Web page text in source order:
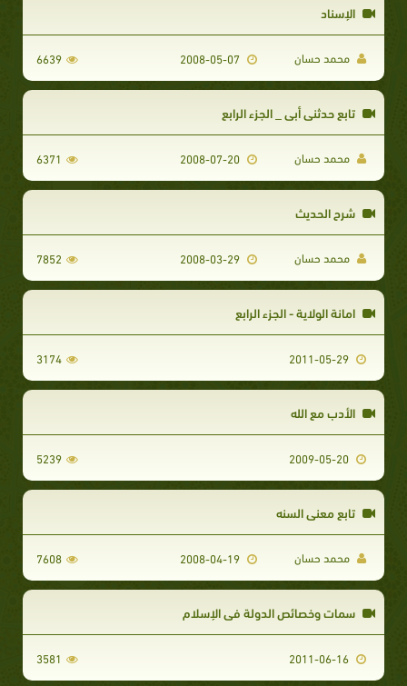
الإسناد
محمد حسان 6639
تابع حدثنى أبى _ الجزء الرابع
محمد حسان 6371
شرح الحديث
محمد حسان 7852
امانة الولاية - الجزء الرابع
3174
الأدب مع الله
5239
تابع معني السنه
محمد حسان 7608
سمات وخصائص الدولة في الإسلام
3581